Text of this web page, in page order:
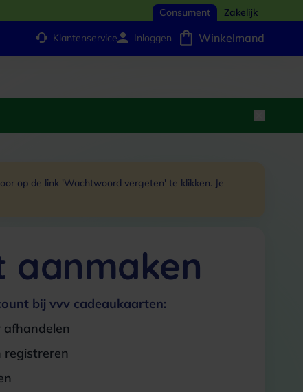
Consument Zakelijk
Klantenservice Inloggen Winkelmand
op de link 'Wachtwoord vergeten' te klikken. Je
aanmaken
bij vvv cadeaukaarten:
afhandelen
registreren